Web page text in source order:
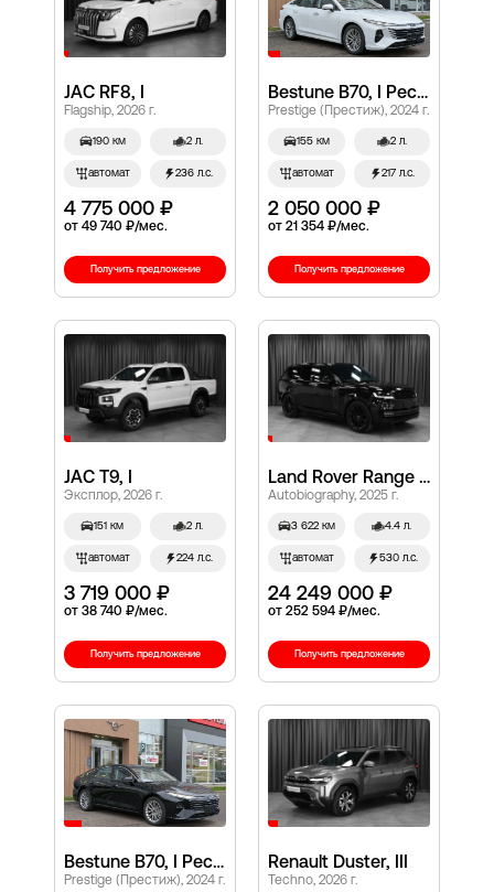
JAC RF8, I
Flagship, 2026 г.
190 км 2 л.
автомат 236 л.с.
4 775 000 ₽
от 49 740 ₽/мес.
Получить предложение
Bestune B70, I Рестайлинг
Prestige (Престиж), 2024 г.
155 км 2 л.
автомат 217 л.с.
2 050 000 ₽
от 21 354 ₽/мес.
Получить предложение
JAC T9, I
Эксплор, 2026 г.
151 км 2 л.
автомат 224 л.с.
3 719 000 ₽
от 38 740 ₽/мес.
Получить предложение
Land Rover Range Rover, V
Autobiography, 2025 г.
3 622 км 4.4 л.
автомат 530 л.с.
24 249 000 ₽
от 252 594 ₽/мес.
Получить предложение
Bestune B70, I Рестайлинг
Prestige (Престиж), 2024 г.
Renault Duster, III
Techno, 2026 г.